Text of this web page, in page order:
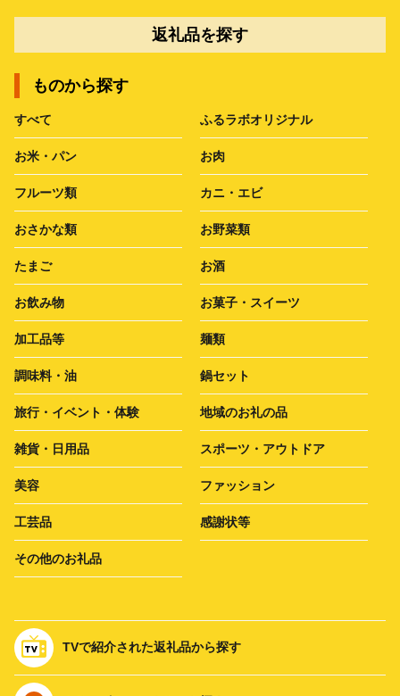
返礼品を探す
ものから探す
すべて ふるラボオリジナル
お米・パン お肉
フルーツ類 カニ・エビ
おさかな類 お野菜類
たまご お酒
お飲み物 お菓子・スイーツ
加工品等 麺類
調味料・油 鍋セット
旅行・イベント・体験 地域のお礼の品
雑貨・日用品 スポーツ・アウトドア
美容 ファッション
工芸品 感謝状等
その他のお礼品
TVで紹介された返礼品から探す